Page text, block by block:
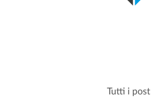
Tutti i post